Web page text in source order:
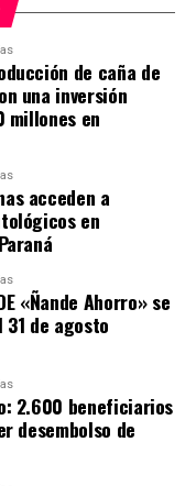
para el
operativas de
7 de la tarde, para
en el número 15
sentido, el
Peña, destacó que
del Instituto
veces y que
en
invirtiendo
la mejor atención.
Cristian Acosta,
especializado
y anunció que
de caña de
una inversión
millones en
acceden a
en
«Ñande Ahorro» se
de agosto
2.600 beneficiarios
desembolso de